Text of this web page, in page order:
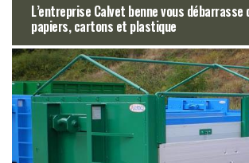
L’entreprise Calvet benne vous débarrasse
papiers, cartons et plastique